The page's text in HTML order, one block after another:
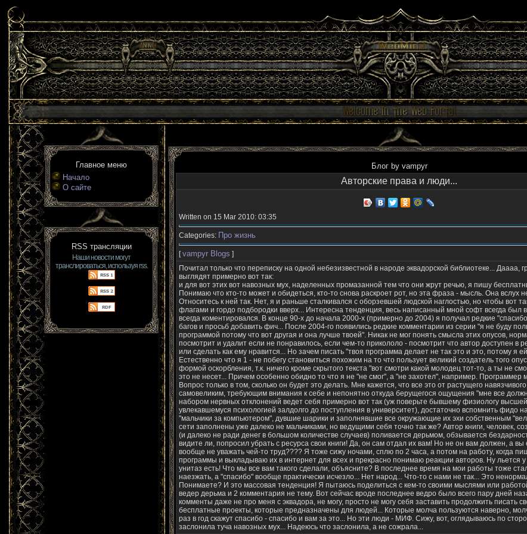
Главное меню
Начало
О сайте
RSS трансляции
Наши новости могут
транслироваться, используя rss.
Блог by vampyr
Авторские права и люди...
Written on 15 Mar 2010: 03:35
Categories: Про жизнь
[vampyr Blogs ]
Почитал только что переписку на одной небезизвестной в народе эквадорской библиотеке... Даааа,
выглядят примерно вот так:
и для вот этих вот навозных мух, наделенных промазанной тем что они жрут речью, я пишу
Понимаю что кто-то может и обидеться, кто-то снова раскроет рот, но эта фраза - мысль. Она вслух
Относитесь к ней так. Нет, я и раньше сталкивался с оборзевшей людской наглостью, но чтобы вот
флагами и гордо подбородки вверх... Интересна тенденция, весь написанный мной софт всегда был
всегда коментировался. В конце 90-х до начала 2000-х (примерно до 2004) я получал редкие
багов и просьб добавить фич... После 2004-го появились редкие комментарии из серии "я не буду
программой потому что вот другая и она лучше твоей". Никак не мог понять смысла этих опусов,
посмотрит и удалит если не понравилось, если чем-то прикололо - посмотрит что автор доступен в
или сделать как ему нравится... Но зачем писать "твоя программа делает не так это и это, потому я
Естественно что я 1 - не побегу становиться похожим на то что пользует великий создатель того
формой оскорбления, т.к. ничего кроме скрытого текста "вот смотри какой молодец тот-то, а ты не
это не несет... Причем особенно обидно то что я не "не смог", а "не захотел", например. Программер
Вопрос только в том, сколько он будет это делать. Мне кажется, что все это от растущего
самовеликим, требующим внимания к себе и непонятно откуда берущегося ощущения "мне все
набором нервных отклонений ведет себя примерно вот так (уж поверьте бывшему физиологу
увлекавшемуся психологией залдолго до поступления в университет), достаточно вспомнить фидо
"мальчики за компьютером", дувшие шарики и заполнявшие все окружающие их эхи собственным
сети заполнены уже далеко не мальчиками, но ведущими себя точно так же? Автор книги, человек,
(и далеко не ради денег в большом количестве случаев) поливается дерьмом, обзывается
видите ли, попросил убрать с ресурса свои книги! Да, он сам отдал их вам! Но не он вам должен, а
вообще не уважать чей-то труд???? Я тоже сижу ночами, сплю по 2 часа, а потом на работу, когда
программы и выкладываю их в интернет для всех и прекрасно понимаю реакции авторов. Ну льется
унитаз есть! Что мы все вам такого сделали, объясните? В последнее время на мои работы тоже
наезжать, а "спасибо" вообще практически исчезло... Нет народ... Что-то с нами не так... Это
Понимаете? И это массовая тенденция! Я пытаюсь поделиться с кем-то своими мыслями или
ведер дерьма и 2 комментария не тему. Вот сейчас вроде последнее ведро было всего пару дней
комменты даже не про меня с эквадора, не могу, просто не могу себя заставить продолжить писать
бесплатные проекты, которые предназначены для людей... Которые молча пользуются наверно,
раз в год скажут спасибо - спасибо и вам за это... Но эти люди - МИФ. Сижу, вот, оглядываюсь по
заслонила туча навозных мух... Надеюсь что заслонила, а не сожрала...